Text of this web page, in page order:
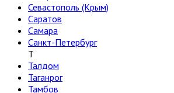
Севастополь (Крым)
Саратов
Самара
Санкт-Петербург
Т
Талдом
Таганрог
Тамбов